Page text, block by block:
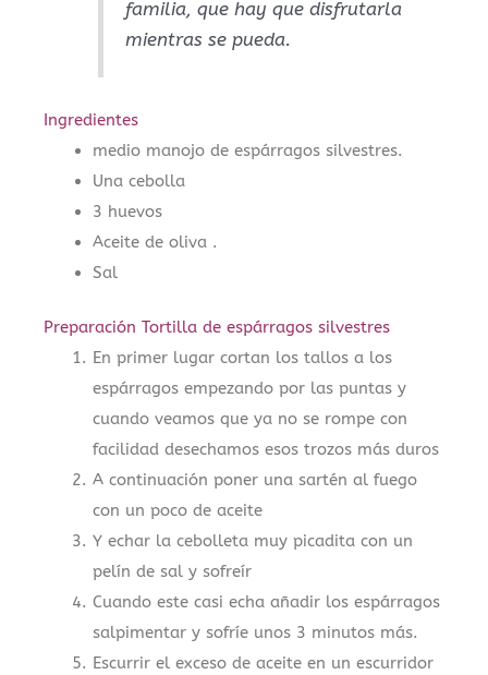
familia, que hay que disfrutarla
mientras se pueda.
Ingredientes
medio manojo de espárragos silvestres.
Una cebolla
3 huevos
Aceite de oliva .
Sal
Preparación Tortilla de espárragos silvestres
En primer lugar cortan los tallos a los
espárragos empezando por las puntas y
cuando veamos que ya no se rompe con
facilidad desechamos esos trozos más duros
A continuación poner una sartén al fuego
con un poco de aceite
Y echar la cebolleta muy picadita con un
pelín de sal y sofreír
Cuando este casi echa añadir los espárragos
salpimentar y sofríe unos 3 minutos más.
Escurrir el exceso de aceite en un escurridor